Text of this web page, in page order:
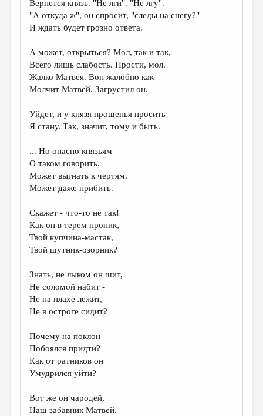
Вернется князь. "Не лги". "Не лгу".
"А откуда ж", он спросит, "следы на снегу?"
И ждать будет грозно ответа.
А может, открыться? Мол, так и так,
Всего лишь слабость. Прости, мол.
Жалко Матвея. Вон жалобно как
Молчит Матвей. Загрустил он.
Уйдет, и у князя прощенья просить
Я стану. Так, значит, тому и быть.
... Но опасно князьям
О таком говорить.
Может выгнать к чертям.
Может даже прибить.
Скажет - что-то не так!
Как он в терем проник,
Твой купчина-мастак,
Твой шутник-озорник?
Знать, не лыком он шит,
Не соломой набит -
Не на плахе лежит,
Не в остроге сидит?
Почему на поклон
Побоялся придти?
Как от ратников он
Умудрился уйти?
Вот же он чародей,
Наш забавник Матвей.